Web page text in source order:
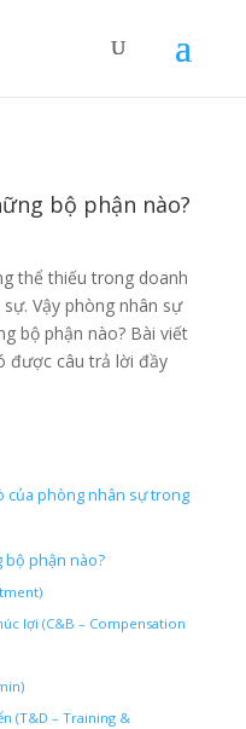
bộ phận nào?
thể thiếu trong doanh
Vậy phòng nhân sự
bộ phận nào? Bài viết
được câu trả lời đầy
của phòng nhân sự trong
bộ phận nào?
lợi (C&B – Compensation
(T&D – Training &